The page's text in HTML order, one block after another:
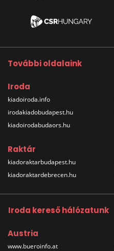
További oldalaink
Iroda
kiadoiroda.info
irodakiadobudapest.hu
kiadoirodabudaors.hu
Raktár
kiadoraktarbudapest.hu
kiadoraktardebrecen.hu
Iroda kereső hálózatunk
Austria
www.bueroinfo.at